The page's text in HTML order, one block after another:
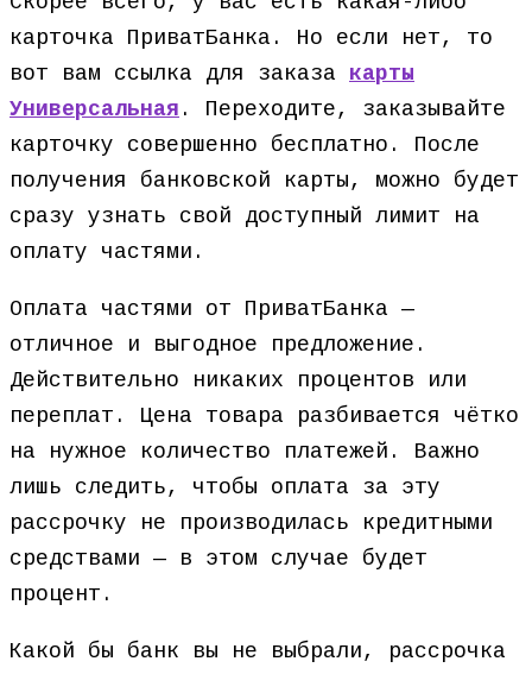
карточка ПриватБанка. Но если нет, то
вот вам ссылка для заказа карты
Универсальная . Переходите, заказывайте
карточку совершенно бесплатно. После
получения банковской карты, можно будет
сразу узнать свой доступный лимит на
оплату частями.
Оплата частями от ПриватБанка —
отличное и выгодное предложение.
Действительно никаких процентов или
переплат. Цена товара разбивается чётко
на нужное количество платежей. Важно
лишь следить, чтобы оплата за эту
рассрочку не производилась кредитными
средствами — в этом случае будет
процент.
Какой бы банк вы не выбрали, рассрочка